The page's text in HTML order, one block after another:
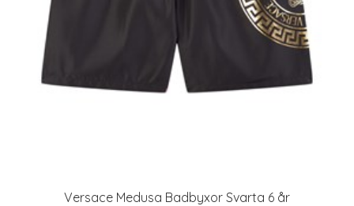
Versace Medusa Badbyxor Svarta 6 år